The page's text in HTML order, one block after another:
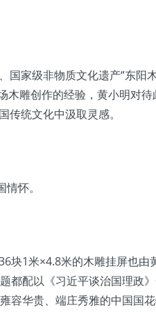
国家级非物质文化遗产“东阳
木雕创作的经验，黄小明对待
统文化中汲取灵感。
怀。
块1米×4.8米的木雕挂屏也由
都配以《习近平谈治国理政
容华贵、端庄秀雅的中国国